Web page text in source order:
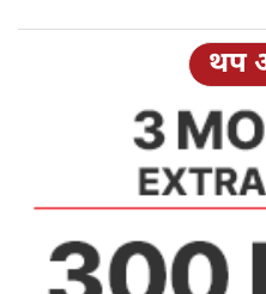
थप